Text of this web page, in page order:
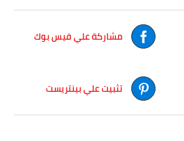
مشاركة علي فيس بوك
تثبيت علي بينتريست